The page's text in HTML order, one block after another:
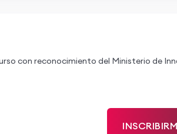
con reconocimiento del Ministerio de